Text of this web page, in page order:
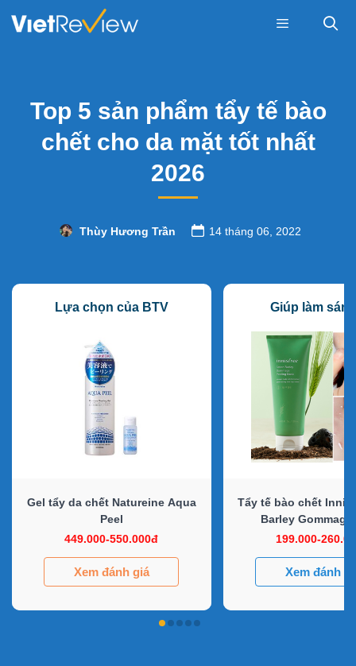
Top 5 sản phẩm tẩy tế bào
chết cho da mặt tốt nhất
2026
Thùy Hương Trần 14 tháng 06, 2022
Lựa chọn của BTV
Gel tẩy da chết Natureine Aqua
Peel
449.000-550.000đ
Xem đánh giá
Giúp làm
Tẩy tế bào chết
Barley Gommage
199.000-
Xem đánh